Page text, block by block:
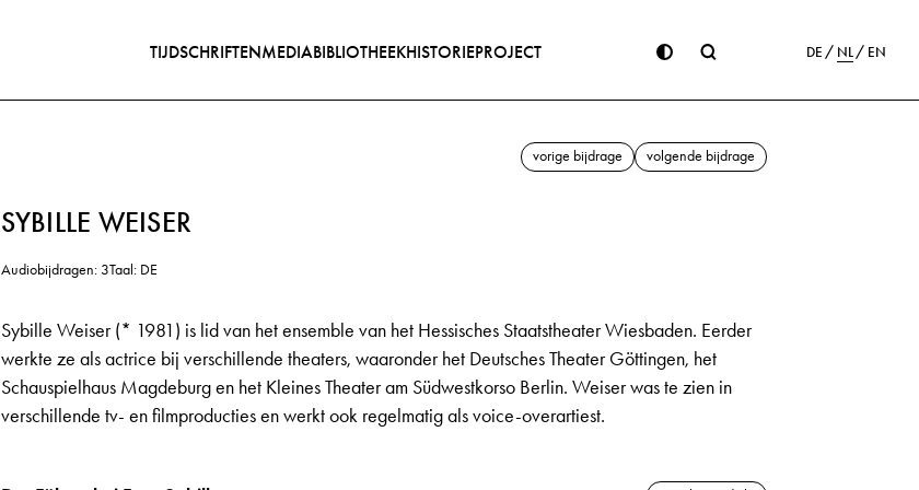
TIJDSCHRIFTENMEDIABIBLIOTHEEKHISTORIEPROJECT DE NL EN
vorige bijdrage volgende bijdrage
SYBILLE WEISER
Audiobijdragen: 3Taal: DE
Sybille Weiser (* 1981) is lid van het ensemble van het Hessisches Staatstheater Wiesbaden. Eerder
werkte ze als actrice bij verschillende theaters, waaronder het Deutsches Theater Göttingen, het
Schauspielhaus Magdeburg en het Kleines Theater am Südwestkorso Berlin. Weiser was te zien in
verschillende tv- en filmproducties en werkt ook regelmatig als voice-overartiest.